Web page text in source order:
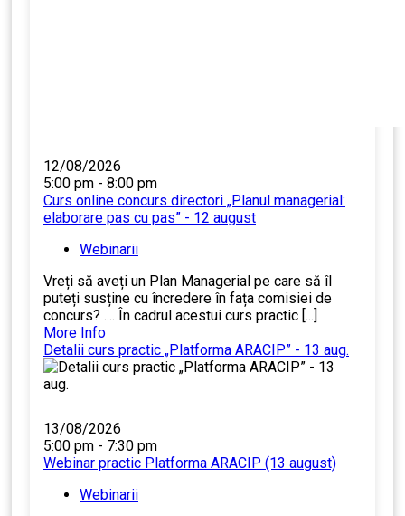
12/08/2026
5:00 pm - 8:00 pm
Curs online concurs directori „Planul managerial:
elaborare pas cu pas” - 12 august
Webinarii
Vreți să aveți un Plan Managerial pe care să îl
puteți susține cu încredere în fața comisiei de
concurs? .... În cadrul acestui curs practic [...]
More Info
Detalii curs practic „Platforma ARACIP” - 13 aug.
13/08/2026
5:00 pm - 7:30 pm
Webinar practic Platforma ARACIP (13 august)
Webinarii